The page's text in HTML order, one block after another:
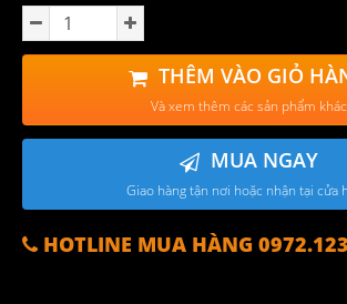
THÊM VÀO GIỎ
Và xem thêm các sản phẩm khác
MUA NGAY
Giao hàng tận nơi hoặc nhận tại cửa
HOTLINE MUA HÀNG